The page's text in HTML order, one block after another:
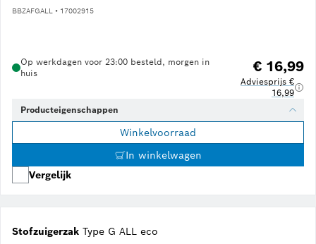
BBZAFGALL • 17002915
Op werkdagen voor 23:00 besteld, morgen in
huis
€ 16,99
Adviesprijs €
16,99
Producteigenschappen
Winkelvoorraad
In winkelwagen
Vergelijk
Stofzuigerzak Type G ALL eco